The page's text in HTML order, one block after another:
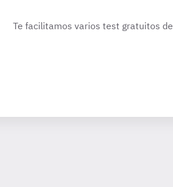
Te facilitamos varios test gratuitos de